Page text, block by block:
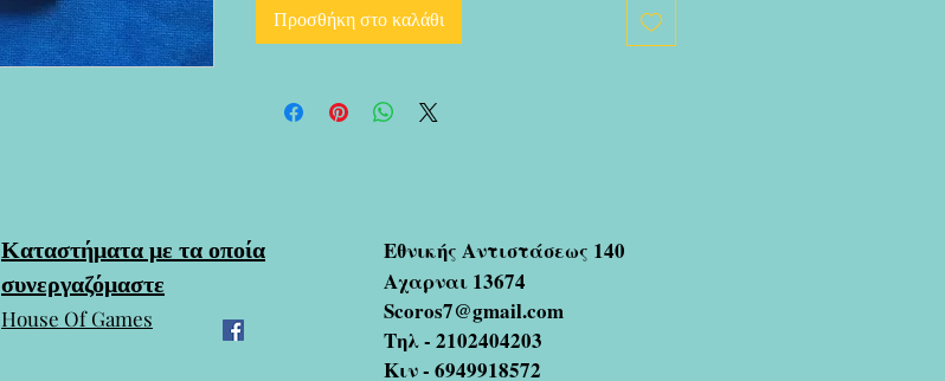
Προσθήκη στο καλάθι
Καταστήματα με τα οποία
συνεργαζόμαστε
House Of Games
Εθνικής Αντιστάσεως 140
Αχαρναι 13674
Scoros7@gmail.com
Τηλ - 2102404203
Κιν - 6949918572